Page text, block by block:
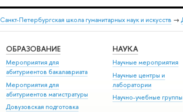
Санкт-Петербургская школа гуманитарных наук и искусств →
ОБРАЗОВАНИЕ
Мероприятия для
абитуриентов бакалавриата
Мероприятия для
абитуриентов магистратуры
Довузовская подготовка
НАУКА
Научные мероприятия
Научные центры и
лаборатории
Научно-учебные группы